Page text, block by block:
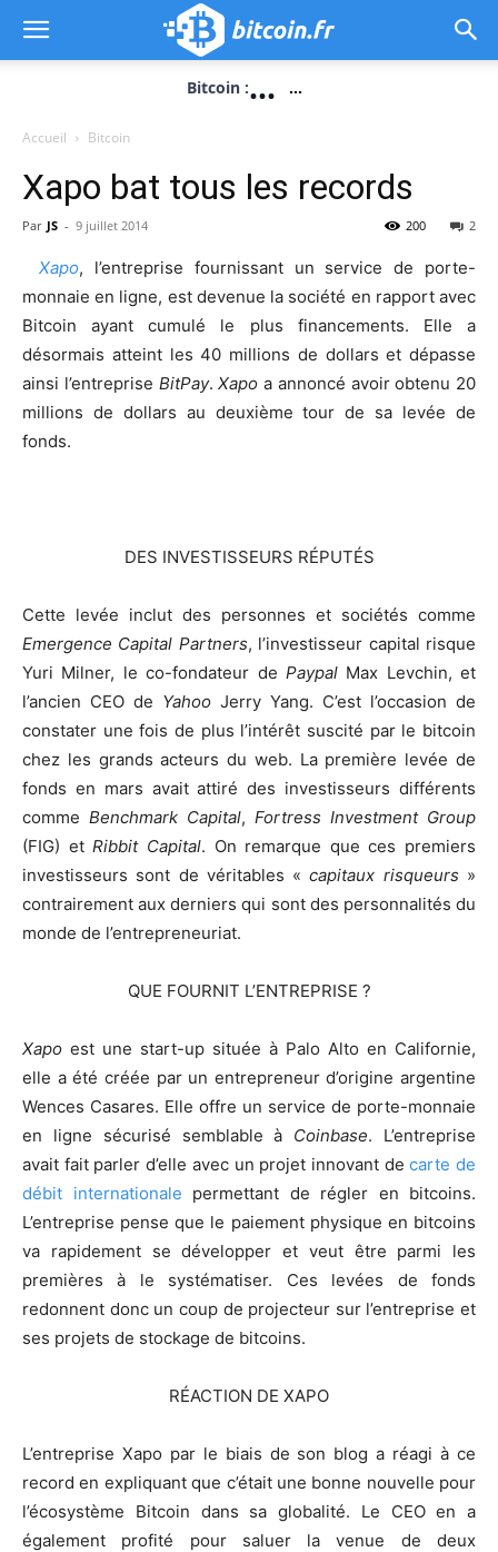
Bitcoin :... ...
Accueil Bitcoin
Xapo bat tous les records
Par JS - 9 juillet 2014 2
200
Xapo, l’entreprise fournissant un service de porte-
monnaie en ligne, est devenue la société en rapport avec
Bitcoin ayant cumulé le plus financements. Elle a
désormais atteint les 40 millions de dollars et dépasse
ainsi l’entreprise BitPay.Xapo a annoncé avoir obtenu 20
millions de dollars au deuxième tour de sa levée de
fonds.
DES INVESTISSEURS RÉPUTÉS
Cette levée inclut des personnes et sociétés comme
Emergence Capital Partners, l’investisseur capital risque
Yuri Milner, le co-fondateur de PaypalMax Levchin, et
l’ancien CEO de Yahoo Jerry Yang. C’est l’occasion de
constater une fois de plus l’intérêt suscité par le bitcoin
chez les grands acteurs du web. La première levée de
fonds en mars avait attiré des investisseurs différents
comme Benchmark Capital, Fortress Investment Group
(FIG) etRibbit Capital. On remarque que ces premiers
investisseurs sont de véritables «capitaux risqueurs »
contrairement aux derniers qui sont des personnalités du
monde de l’entrepreneuriat.
QUE FOURNIT L’ENTREPRISE ?
Xapo est une start-up située à Palo Alto en Californie,
elle a été créée par un entrepreneur d’origine argentine
Wences Casares. Elle offre un service de porte-monnaie
en ligne sécurisé semblable à Coinbase. L’entreprise
avait fait parler d’elle avec un projet innovant decarte de
débit internationale permettant de régler en bitcoins.
L’entreprise pense que le paiement physique en bitcoins
va rapidement se développer et veut être parmi les
premières à le systématiser. Ces levées de fonds
redonnent donc un coup de projecteur sur l’entreprise et
ses projets de stockage de bitcoins.
RÉACTION DE XAPO
L’entreprise Xapo par le biais de son blog a réagi à ce
record en expliquant que c’était une bonne nouvelle pour
l’écosystème Bitcoin dans sa globalité. Le CEO en a
également profité pour saluer la venue de deux